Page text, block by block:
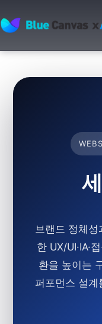
BLUECANVAS
브랜드 정체
한 UX/UI·IA·
환을 높이는
퍼포먼스 설